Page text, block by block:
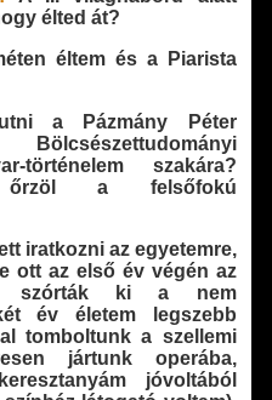
élted át?
éltem és a Piarista
a Pázmány Péter
történelem szakára?
őrzöl a felsőfokú
iratkozni az egyetemre,
ott az első év végén az
szórták ki a nem
év életem legszebb
tomboltunk a szellemi
jártunk operába,
jóvoltából